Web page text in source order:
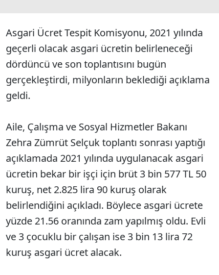
Asgari Ücret Tespit Komisyonu, 2021 yılında
geçerli olacak asgari ücretin belirleneceği
dördüncü ve son toplantısını bugün
gerçekleştirdi, milyonların beklediği açıklama
geldi.
Aile, Çalışma ve Sosyal Hizmetler Bakanı
Zehra Zümrüt Selçuk toplantı sonrası yaptığı
açıklamada 2021 yılında uygulanacak asgari
ücretin bekar bir işçi için brüt 3 bin 577 TL 50
kuruş, net 2.825 lira 90 kuruş olarak
belirlendiğini açıkladı. Böylece asgari ücrete
yüzde 21.56 oranında zam yapılmış oldu. Evli
ve 3 çocuklu bir çalışan ise 3 bin 13 lira 72
kuruş asgari ücret alacak.